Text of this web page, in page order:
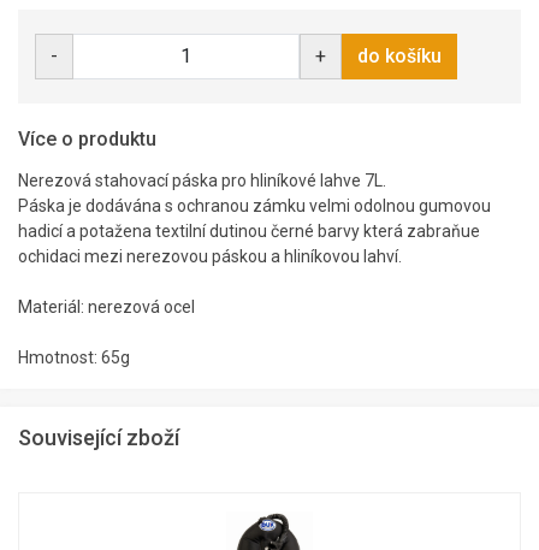
- + do košíku
Více o produktu
Nerezová stahovací páska pro hliníkové lahve 7L.
Páska je dodávána s ochranou zámku velmi odolnou gumovou
hadicí a potažena textilní dutinou černé barvy která zabraňue
ochidaci mezi nerezovou páskou a hliníkovou lahví.
Materiál: nerezová ocel
Hmotnost: 65g
Související zboží